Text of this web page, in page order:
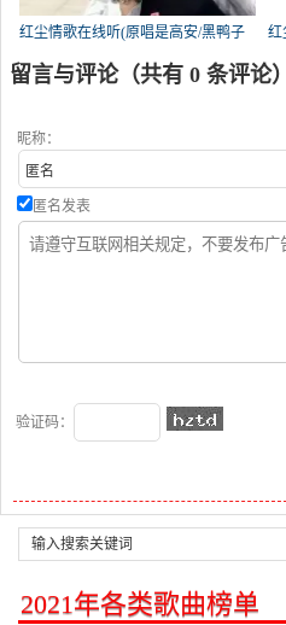
红尘情歌在线听(原唱是高安/黑鸭子
组合)，难得糊涂演唱点播:484次
红
～
留言与评论（共有 0 条评论）
昵称：
匿名发表
验证码：
2021年各类歌曲榜单